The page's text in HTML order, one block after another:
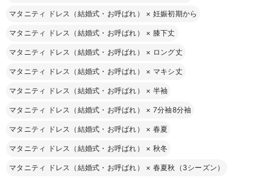
マタニティ ドレス（結婚式・お呼ばれ） × 妊娠初期から
マタニティ ドレス（結婚式・お呼ばれ） × 膝下丈
マタニティ ドレス（結婚式・お呼ばれ） × ロング丈
マタニティ ドレス（結婚式・お呼ばれ） × マキシ丈
マタニティ ドレス（結婚式・お呼ばれ） × 半袖
マタニティ ドレス（結婚式・お呼ばれ） × 7分袖8分袖
マタニティ ドレス（結婚式・お呼ばれ） × 春夏
マタニティ ドレス（結婚式・お呼ばれ） × 秋冬
マタニティ ドレス（結婚式・お呼ばれ） × 春夏秋（3シーズン）